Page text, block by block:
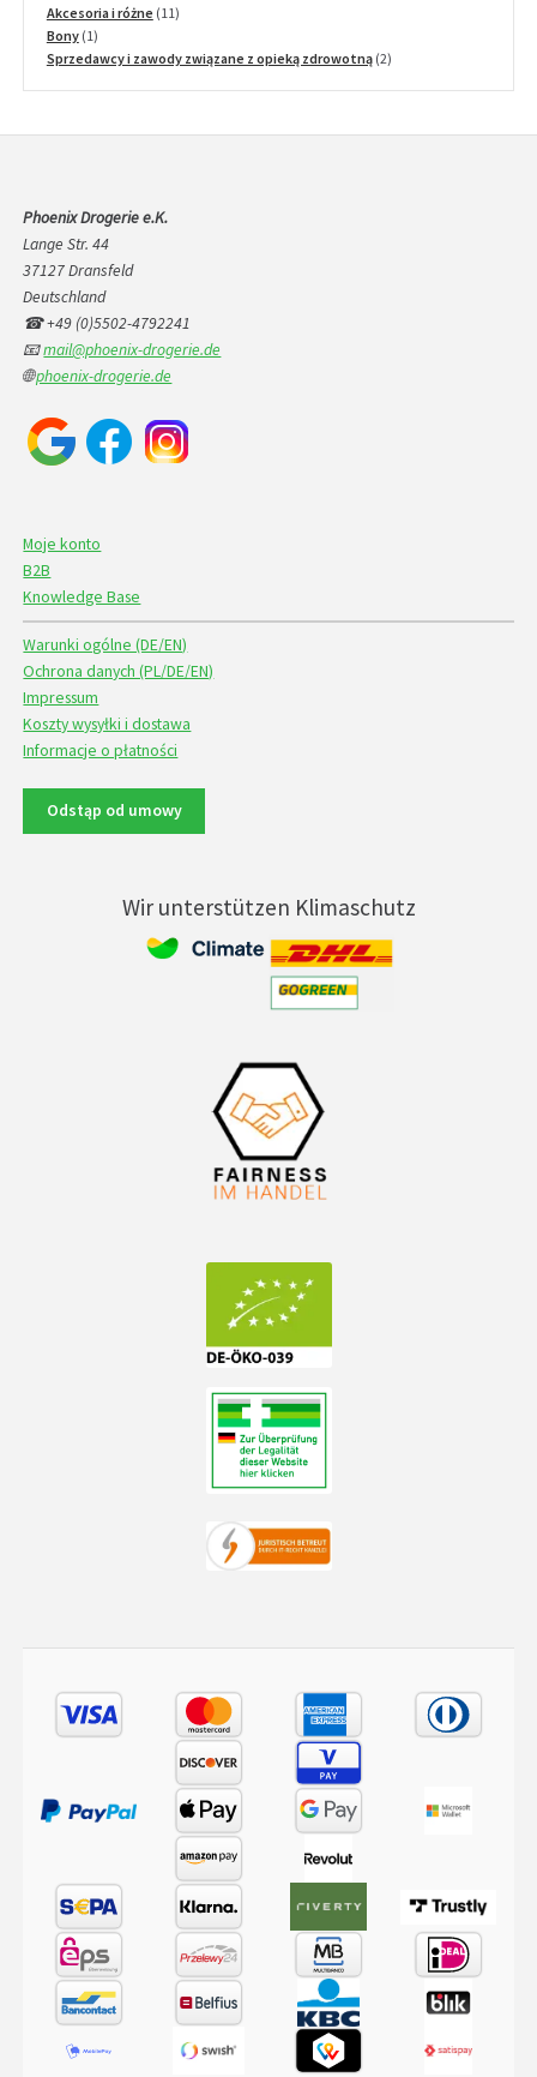
produktów
Akcesoria i różne 1111
Bony 11
produkt
Sprzedawcy i zawody związane z opieką zdrowotną 22
Phoenix Drogerie e.K.
Lange Str. 44
37127 Dransfeld
Deutschland
☎ +49 (0)5502-4792241
📧mail@phoenix-drogerie.de
🌐phoenix-drogerie.de
Moje konto
B2B
Knowledge Base
Warunki ogólne (DE/EN)
Ochrona danych (PL/DE/EN)
Impressum
Koszty wysyłki i dostawa
Informacje o płatności
Odstąp od umowy
Wir unterstützen Klimaschutz